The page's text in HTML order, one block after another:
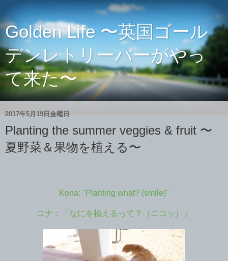
Golden Life 〜英国ゴール
デンレトリーバーがやっ
て来た〜
2017年5月19日金曜日
Planting the summer veggies & fruit 〜
夏野菜＆果物を植える〜
Kona: "Planting what? (smile)"
コナ：「なにを植えるって？（ニコッ）」